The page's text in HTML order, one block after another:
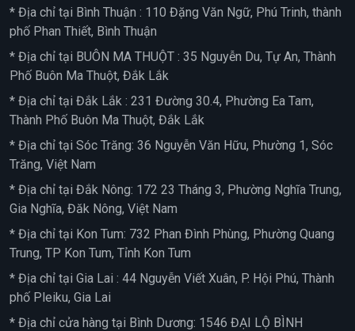
* Địa chỉ tại Bình Thuận : 110 Đặng Văn Ngữ, Phú Trinh, thành
phố Phan Thiết, Bình Thuận
* Địa chỉ tại BUÔN MA THUỘT : 35 Nguyễn Du, Tự An, Thành
Phố Buôn Ma Thuột, Đắk Lắk
* Địa chỉ tại Đắk Lắk : 231 Đường 30.4, Phường Ea Tam,
Thành Phố Buôn Ma Thuột, Đắk Lắk
* Địa chỉ tại Sóc Trăng: 36 Nguyễn Văn Hữu, Phường 1, Sóc
Trăng, Việt Nam
* Địa chỉ tại Đắk Nông: 172 23 Tháng 3, Phường Nghĩa Trung,
Gia Nghĩa, Đăk Nông, Việt Nam
* Địa chỉ tại Kon Tum: 732 Phan Đình Phùng, Phường Quang
Trung, TP Kon Tum, Tỉnh Kon Tum
* Địa chỉ tại Gia Lai : 44 Nguyễn Viết Xuân, P. Hội Phú, Thành
phố Pleiku, Gia Lai
* Địa chỉ cửa hàng tại Bình Dương: 1546 ĐẠI LỘ BÌNH